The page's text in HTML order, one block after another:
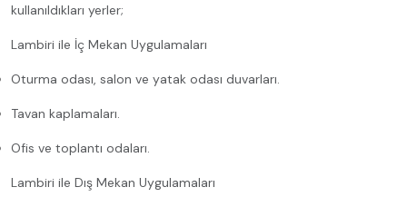
kullanıldıkları yerler;
Lambiri ile İç Mekan Uygulamaları
Oturma odası, salon ve yatak odası duvarları.
Tavan kaplamaları.
Ofis ve toplantı odaları.
Lambiri ile Dış Mekan Uygulamaları